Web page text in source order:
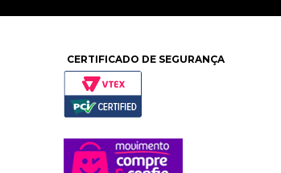
CERTIFICADO DE SEGURANÇA